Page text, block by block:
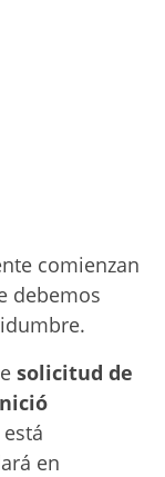
comienzan
debemos
solicitud de
en